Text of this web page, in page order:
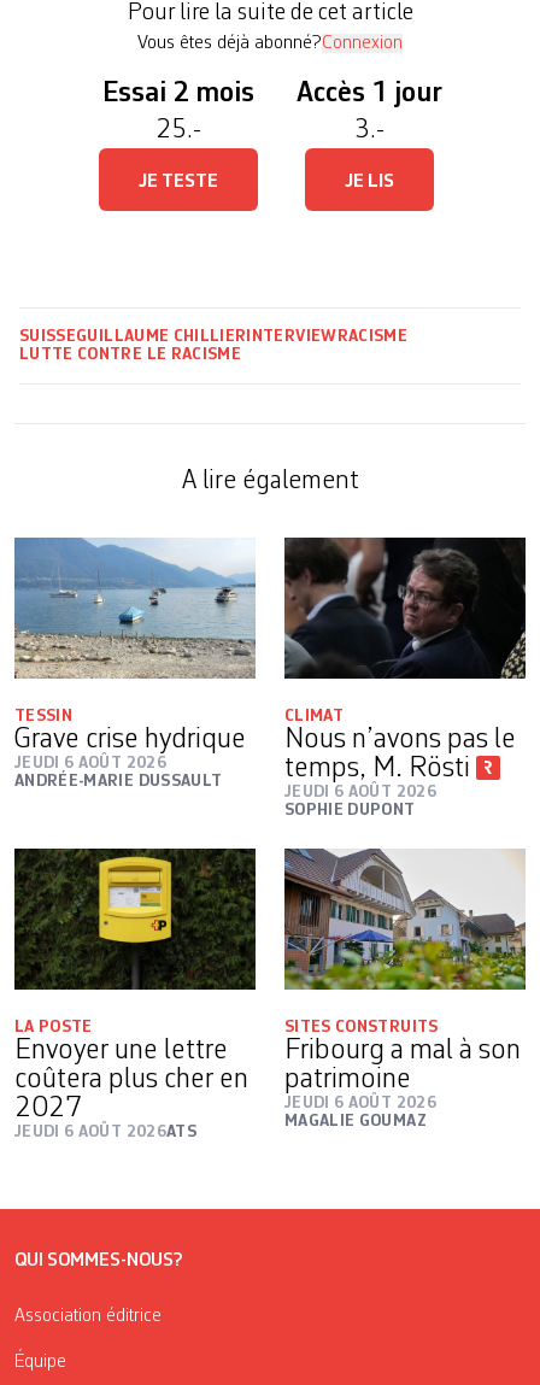
par la Commission fédérale contre […]
Pour lire la suite de cet article
Vous êtes déjà abonné?Connexion
Essai 2 mois
25.-
JE TESTE
Accès 1 jour
3.-
JE LIS
SUISSEGUILLAUME CHILLIER INTERVIEW RACISME
LUTTE CONTRE LE RACISME
A lire également
TESSIN
Grave crise hydrique
JEUDI 6 AOÛT 2026
ANDRÉE-MARIE DUSSAULT
CLIMAT
Nous n’avons pas le
temps, M. Rösti
JEUDI 6 AOÛT 2026
SOPHIE DUPONT
LA POSTE
Envoyer une lettre
coûtera plus cher en
2027
JEUDI 6 AOÛT 2026ATS
SITES CONSTRUITS
Fribourg a mal à son
patrimoine
JEUDI 6 AOÛT 2026
MAGALIE GOUMAZ
QUI SOMMES-NOUS?
Association éditrice
Équipe